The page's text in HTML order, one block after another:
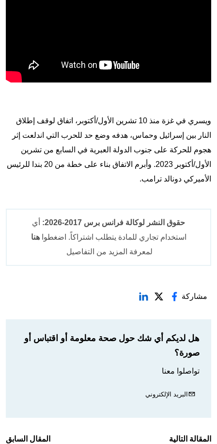
ويسري في غزة منذ 10 تشرين الأول/أكتوبر، اتفاق لوقف إطلاق
النار بين إسرائيل وحماس، هدفه وضع حد للحرب التي اندلعت إثر
هجوم للحركة على جنوب الدولة العبرية في السابع من تشرين
الأول/أكتوبر 2023. وأبرم الاتفاق بناء على خطة من 20 بندا للرئيس
الأميركي دونالد ترامب.
حقوق النشر لوكالة فرانس برس 2017-2026:
أي
استخدام تجاري للمادة يتطلب اشتراكاً. اضغطواهنا
لمعرفة المزيد من التفاصيل
مشاركة
هل لديكم أي شك حول صحة معلومة أو اقتباس أو
صورة؟
تواصلوا معنا
البريد الإلكتروني
المقالة التالية المقال السابق